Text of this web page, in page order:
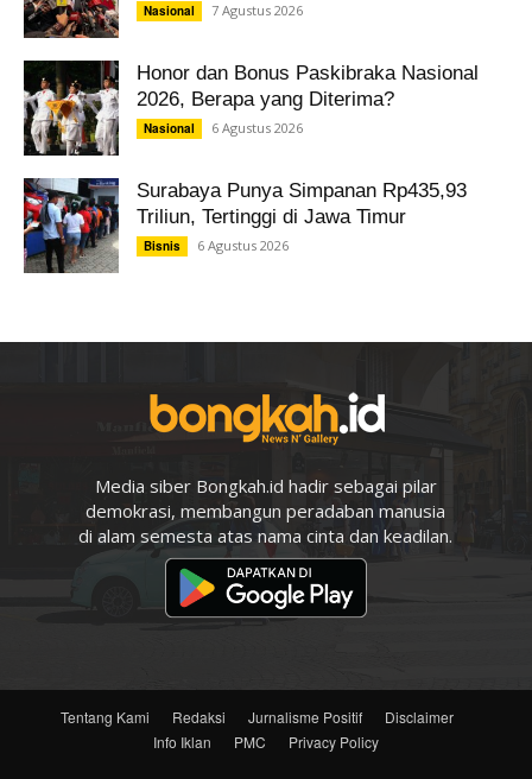
Nasional 7 Agustus 2026
Honor dan Bonus Paskibraka Nasional
2026, Berapa yang Diterima?
Nasional 6 Agustus 2026
Surabaya Punya Simpanan Rp435,93
Triliun, Tertinggi di Jawa Timur
Bisnis 6 Agustus 2026
Media siber Bongkah.id hadir sebagai pilar
demokrasi, membangun peradaban manusia
di alam semesta atas nama cinta dan keadilan.
Tentang Kami Redaksi Jurnalisme Positif
Disclaimer
Info Iklan
PMC Privacy Policy